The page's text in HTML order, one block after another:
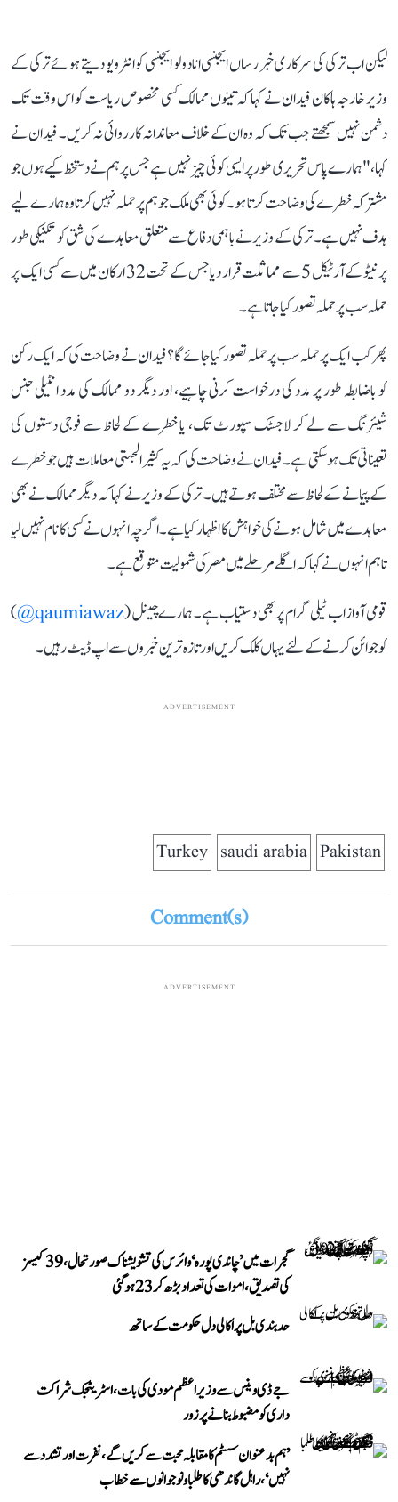
لیکن اب ترکی کی سرکاری خبر رساں ایجنسی انادولو ایجنسی کو انٹرویو دیتے ہوئے ترکی کے
وزیر خارجہ ہاکان فیدان نے کہا کہ تینوں ممالک کسی مخصوص ریاست کو اس وقت تک
دشمن نہیں سمجھتے جب تک کہ وہ ان کے خلاف معاندانہ کارروائی نہ کریں۔ فیدان نے
کہا، "ہمارے پاس تحریری طور پر ایسی کوئی چیز نہیں ہے جس پر ہم نے دستخط کیے ہوں جو
مشترکہ خطرے کی وضاحت کرتا ہو۔ کوئی بھی ملک جو ہم پر حملہ نہیں کرتا وہ ہمارے لیے
ہدف نہیں ہے۔ ترکی کے وزیر نے باہمی دفاع سے متعلق معاہدے کی شق کو تکنیکی طور
پر نیٹو کے آرٹیکل 5 سے مماثلت قرار دیا جس کے تحت 32 ارکان میں سے کسی ایک پر
حملہ سب پر حملہ تصور کیا جاتا ہے۔
پھر کب ایک پر حملہ سب پر حملہ تصور کیا جائے گا؟ فیدان نے وضاحت کی کہ ایک رکن
کو باضابطہ طور پر مدد کی درخواست کرنی چاہیے، اور دیگر دو ممالک کی مدد انٹیلی جنس
شیئرنگ سے لے کر لاجسٹک سپورٹ تک، یا خطرے کے لحاظ سے فوجی دستوں کی
تعیناتی تک ہوسکتی ہے۔ فیدان نے وضاحت کی کہ یہ کثیر الجہتی معاملات ہیں جو خطرے
کے پیمانے کے لحاظ سے مختلف ہوتے ہیں۔ ترکی کے وزیر نے کہا کہ دیگر ممالک نے بھی
معاہدے میں شامل ہونے کی خواہش کا اظہار کیا ہے۔ اگرچہ انہوں نے کسی کا نام نہیں لیا
تاہم انہوں نے کہا کہ اگلے مرحلے میں مصر کی شمولیت متوقع ہے۔
قومی آواز اب ٹیلی گرام پر بھی دستیاب ہے۔ ہمارے چینل (qaumiawaz@
)
کو جوائن کرنے کے لئے یہاں کلک کریں اور تازہ ترین خبروں سے اپ ڈیٹ رہیں۔
ADVERTISEMENT
Pakistan
saudi arabia
Turkey
Comment(s)
ADVERTISEMENT
گجرات میں ’چاندی پورہ‘ وائرس کی تشویشناک صورتحال، 39 کیسز
کی تصدیق، اموات کی تعداد بڑھ کر 23 ہوگئی
حد بندی بل پر اکالی دل حکومت کے ساتھ
جے ڈی وینس سے وزیر اعظم مودی کی بات، اسٹریٹجک شراکت
داری کو مضبوط بنانے پر زور
’ہم بدعنوان سسٹم کا مقابلہ محبت سے کریں گے، نفرت اور تشدد سے
نہیں‘، راہل گاندھی کا طلبا و نوجوانوں سے خطاب